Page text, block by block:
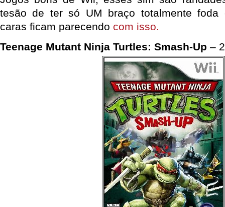
tesão de ter só UM braço totalmente foda
caras ficam parecendo com isso.
Teenage Mutant Ninja Turtles: Smash-Up –